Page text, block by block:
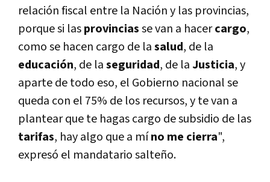
relación fiscal entre la Nación y las provincias,
porque si lasprovinciasse van a hacercargo,
como se hacen cargo de lasalud, de la
educación, de laseguridad, de laJusticia, y
aparte de todo eso, el Gobierno nacional se
queda con el 75% de los recursos, y te van a
plantear que te hagas cargo de subsidio de las
tarifas, hay algo que a mí­no me cierra",
expresó el mandatario salteño.